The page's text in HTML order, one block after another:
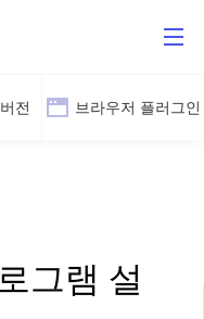
전 브라우저 플러그인
그램 설